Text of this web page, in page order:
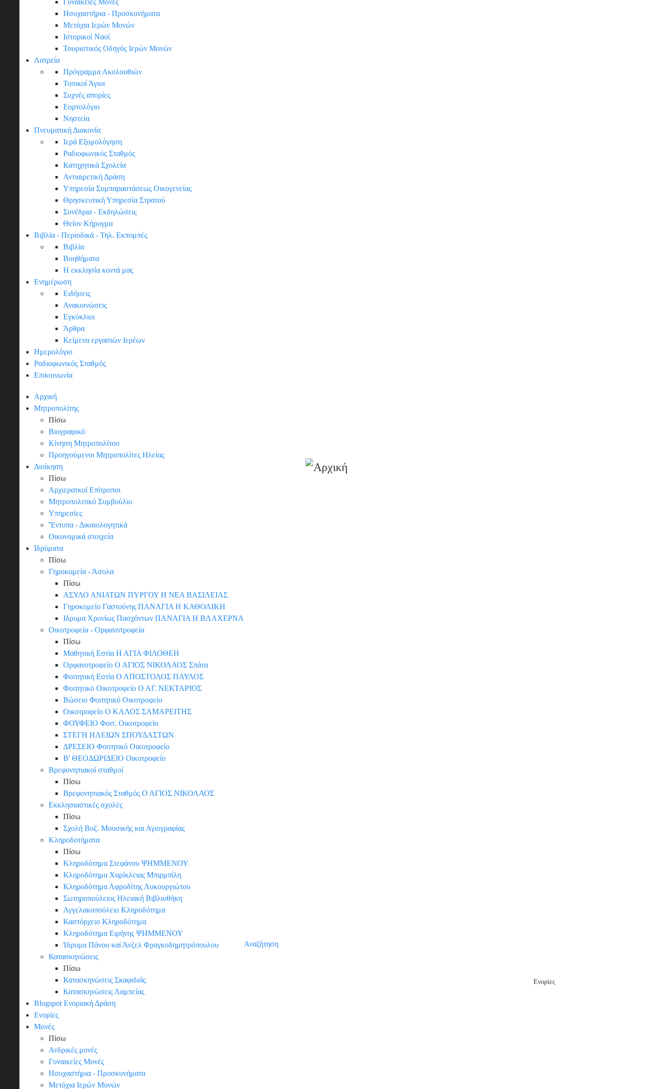
Γυναικείες Μονές
Ησυχαστήρια - Προσκυνήματα
Μετόχια Ιερών Μονών
Ιστορικοί Ναοί
Τουριστικός Οδηγός Ιερών Μονών
Λατρεία
Πρόγραμμα Ακολουθιών
Τοπικοί Άγιοι
Συχνές απορίες
Εορτολόγιο
Νηστεία
Πνευματική Διακονία
Ιερά Εξομολόγηση
Ραδιοφωνικός Σταθμός
Κατηχητικά Σχολεία
Αντιαιρετική Δράση
Υπηρεσία Συμπαραστάσεως Οικογενείας
Θρησκευτική Υπηρεσία Στρατού
Συνέδρια - Εκδηλώσεις
Θείον Κήρυγμα
Βιβλία - Περιοδικά - Τηλ. Εκπομπές
Βιβλία
Βοηθήματα
Η εκκλησία κοντά μας
Ενημέρωση
Ειδήσεις
Ανακοινώσεις
Εγκύκλιοι
Άρθρα
Κείμενα εργασιών Ιερέων
Ημερολόγιο
Ραδιοφωνικός Σταθμός
Επικοινωνία
Αρχική
Μητροπολίτης
Πίσω
Βιογραφικό
Κίνηση Μητροπολίτου
Προηγούμενοι Μητροπολίτες Ηλείας
Διοίκηση
Πίσω
Αρχιερατκοί Επίτροποι
Μητροπολιτικό Συμβούλιο
Υπηρεσίες
'Έντυπα - Δικαιολογητικά
Οικονομικά στοιχεία
Ιδρύματα
Πίσω
Γηροκομεία - Άσυλα
Πίσω
ΑΣΥΛΟ ΑΝΙΑΤΩΝ ΠΥΡΓΟΥ Η ΝΕΑ ΒΑΣΙΛΕΙΑΣ
Γηροκομείο Γαστούνης ΠΑΝΑΓΙΑ Η ΚΑΘΟΛΙΚΗ
Ιδρυμα Χρονίως Πασχόντων ΠΑΝΑΓΙΑ Η ΒΛΑΧΕΡΝΑ
Οικοτροφεία - Ορφανοτροφεία
Πίσω
Μαθητική Εστία Η ΑΓΙΑ ΦΙΛΟΘΕΗ
Ορφανοτροφείο Ο ΑΓΙΟΣ ΝΙΚΟΛΑΟΣ Σπάτα
Φοιτητική Εστία Ο ΑΠΟΣΤΟΛΟΣ ΠΑΥΛΟΣ
Φοιτητικό Οικοτροφείο Ο ΑΓ. ΝΕΚΤΑΡΙΟΣ
Βώσειο Φοιτητικό Οικοτροφείο
Οικοτροφείο Ο ΚΑΛΟΣ ΣΑΜΑΡΕΙΤΗΣ
ΦΟΥΦΕΙΟ Φοιτ. Οικοτροφείο
ΣΤΕΓΗ ΗΛΕΙΩΝ ΣΠΟΥΔΑΣΤΩΝ
ΔΡΕΣΕΙΟ Φοιτητικό Οικοτροφείο
Β' ΘΕΟΔΩΡΙΔΕΙΟ Οικοτροφείο
Βρεφονηπιακοί σταθμοί
Πίσω
Βρεφονηπιακός Σταθμός Ο ΑΓΙΟΣ ΝΙΚΟΛΑΟΣ
Εκκλησιαστικές σχολές
Πίσω
Σχολή Βυζ. Μουσικής και Αγιογραφίας
Κληροδοτήματα
Πίσω
Κληροδότημα Στεφάνου ΨΗΜΜΕΝΟΥ
Κληροδότημα Χαρίκλειας Μπιρμπίλη
Κληροδότημα Αφροδίτης Λυκουργιώτου
Σωτηροπούλειος Ηλειακή Βιβλιοθήκη
Αγγελακοπούλειο Κληροδότημα
Καστόρχειο Κληροδότημα
Κληροδότημα Ειρήνης ΨΗΜΜΕΝΟΥ
Ίδρυμα Πάνου καί Άνζελ Φραγκοδημητρόπουλου
Κατασκηνώσεις
Πίσω
Κατασκηνώσεις Σκαφιδιάς
Κατασκηνώσεις Λαμπείας
Blogspot Ενοριακή Δράση
Ενορίες
Μονές
Πίσω
Ανδρικές μονές
Γυναικείες Μονές
Ησυχαστήρια - Προσκυνήματα
Μετόχια Ιερών Μονών
Αναζήτηση
Ενορίες